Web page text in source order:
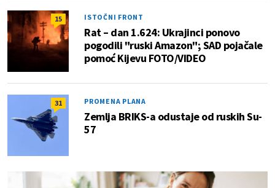
15 ISTOČNI FRONT
Rat – dan 1.624: Ukrajinci ponovo
pogodili "ruski Amazon"; SAD pojačale
pomoć Kijevu FOTO/VIDEO
31 PROMENA PLANA
Zemlja BRIKS-a odustaje od ruskih Su-
57